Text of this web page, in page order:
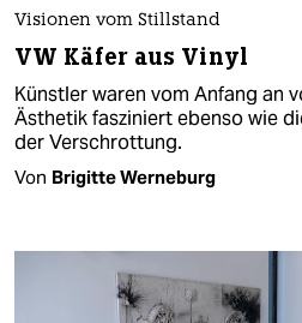
Visionen vom Stillstand
VW Käfer aus Vinyl
Künstler waren vom Anfang an
Ästhetik fasziniert ebenso wie
der Verschrottung.
Von Brigitte Werneburg